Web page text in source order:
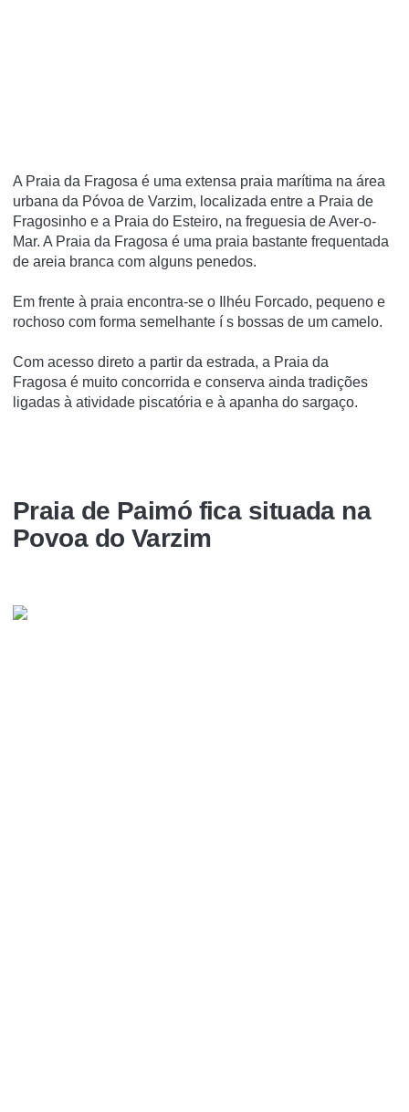
A Praia da Fragosa é uma extensa praia marí­tima na área
urbana da Póvoa de Varzim, localizada entre a Praia de
Fragosinho e a Praia do Esteiro, na freguesia de Aver-o-
Mar. A Praia da Fragosa é uma praia bastante frequentada
de areia branca com alguns penedos.
Em frente à praia encontra-se o Ilhéu Forcado, pequeno e
rochoso com forma semelhante í s bossas de um camelo.
Com acesso direto a partir da estrada, a Praia da
Fragosa é muito concorrida e conserva ainda tradições
ligadas à atividade piscatória e à apanha do sargaço.
Praia de Paimó fica situada na
Povoa do Varzim